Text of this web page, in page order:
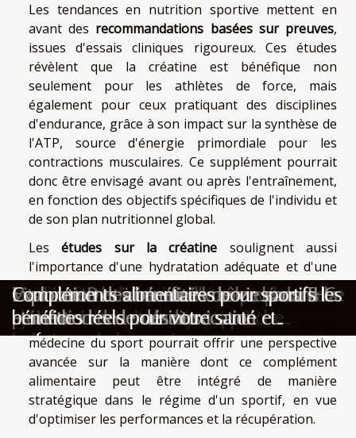
Les tendances en nutrition sportive mettent en
avant des recommandations basées sur preuves,
issues d'essais cliniques rigoureux. Ces études
révèlent que la créatine est bénéfique non
seulement pour les athlètes de force, mais
également pour ceux pratiquant des disciplines
d'endurance, grâce à son impact sur la synthèse de
l'ATP, source d'énergie primordiale pour les
contractions musculaires. Ce supplément pourrait
donc être envisagé avant ou après l'entraînement,
en fonction des objectifs spécifiques de l'individu et
de son plan nutritionnel global.
Lesétudes sur la créatine soulignent aussi
l'importance d'une hydratation adéquate et d'une
alimentation équilibrée pour maximiser les
bénéfices de la créatine. En définitive, l'expertise
d'un chercheur universitaire en nutrition ou en
médecine du sport pourrait offrir une perspective
avancée sur la manière dont ce complément
alimentaire peut être intégré de manière
stratégique dans le régime d'un sportif, en vue
d'optimiser les performances et la récupération.
Techniques naturelles pour booster sa
confiance en soi
Comment optimiser la sécurité alimentaire
grâce à une formation HACCP ?
Quelle fréquence pour prendre des
compléments lors d'un régime ?
Comment les coupe-faim naturels
favorisent-ils la perte de poids ?
Améliorer la santé des animaux : comment
choisir les bonnes croquettes ?
Les bienfaits de la méditation sur le
système immunitaire une approche
holistique de la santé
Comment choisir le meilleur spa pour votre
maison
Vitamine D et immunité le rôle clé dans la
prévention des maladies
Exploration des bénéfices de vie sans THC
et méthodes de désintoxication
Compléments alimentaires pour sportifs les
bénéfices réels pour votre santé et
performance